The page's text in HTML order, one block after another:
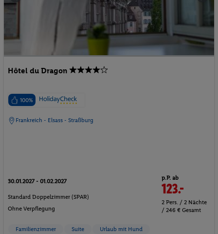
Hôtel du Dragon
100%
Frankreich - Elsass - Straßburg
30.01.2027 - 01.02.2027
Standard Doppelzimmer (SPAR)
Ohne Verpflegung
p.P. ab
123.-
2 Pers. / 2 Nächte
/ 246 € Gesamt
Familienzimmer Suite Urlaub mit Hund